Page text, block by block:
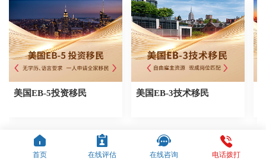
美国EB-5投资移民 美国EB-3技术移民
加拿大
首页
在线评估 在线咨询 电话拨打